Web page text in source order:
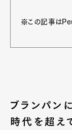
※この記事は
ブランパン
時代を超え